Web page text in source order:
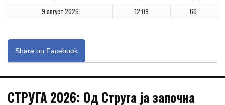
9 август 2026 12:09 60'
Share on Facebook
СТРУГА 2026: Од Струга ја започна